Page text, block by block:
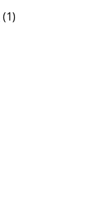
(1)